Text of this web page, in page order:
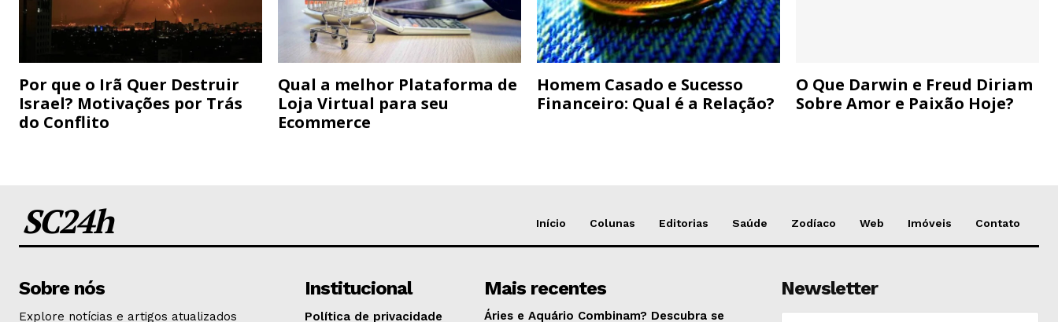
Por que o Irã Quer Destruir
Israel? Motivações por Trás
do Conflito
Qual a melhor Plataforma de
Loja Virtual para seu
Ecommerce
Homem Casado e Sucesso
Financeiro: Qual é a Relação?
O Que Darwin e Freud Diriam
Sobre Amor e Paixão Hoje?
SC24h Início Colunas Editorias Saúde Zodíaco Web Imóveis Contato
Sobre nós
Explore notícias e artigos atualizados
Institucional
Política de privacidade
Mais recentes
Áries e Aquário Combinam? Descubra se
Newsletter